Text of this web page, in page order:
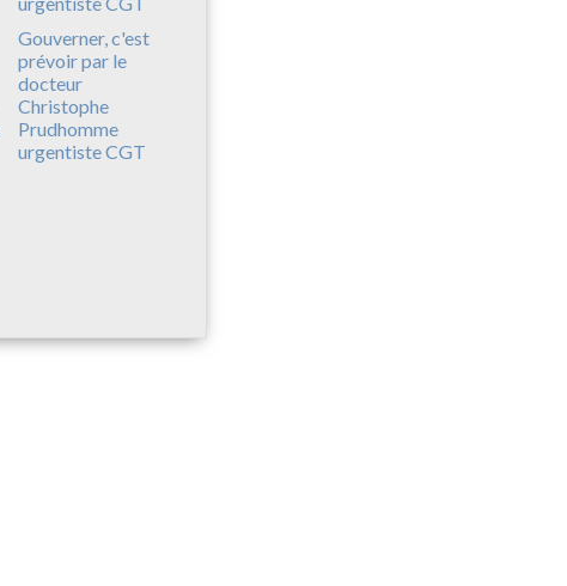
Gouverner, c'est
prévoir par le
docteur
Christophe
Prudhomme
urgentiste CGT